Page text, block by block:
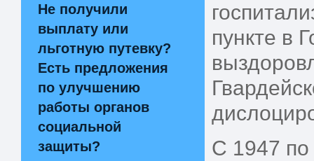
Не получили
выплату или
льготную путевку?
Есть предложения
по улучшению
работы органов
социальной
защиты?
пункте в
С 1947 по